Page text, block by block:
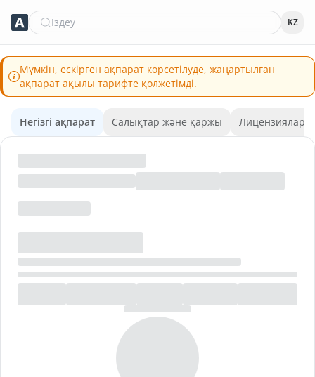
Іздеу KZ
Мүмкін, ескірген ақпарат көрсетілуде, жаңартылған
ақпарат ақылы тарифте қолжетімді.
Негізгі ақпарат Салықтар және қаржы Лицензиялар